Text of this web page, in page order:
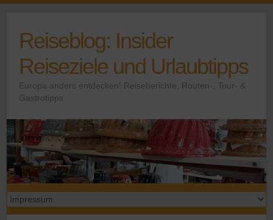
contentReiseblog: Insider
Reiseziele und Urlaubtipps
Europa anders entdecken! Reiseberichte, Routen-, Tour- &
Gastrotipps